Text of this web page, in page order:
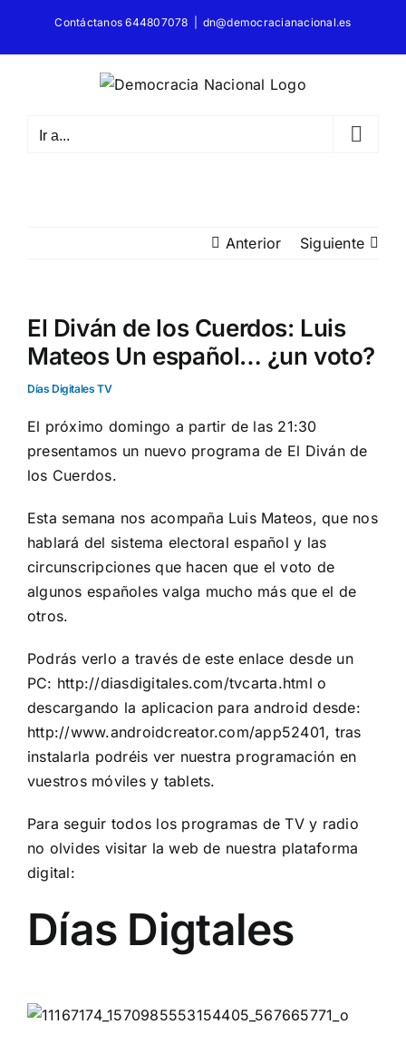
contenido
Contáctanos 644807078 dn@democracianacional.es
Ir a...
Anterior Siguiente
El Diván de los Cuerdos: Luis
Mateos Un español… ¿un voto?
Días Digitales TV
El próximo domingo a partir de las 21:30
presentamos un nuevo programa de El Diván de
los Cuerdos.
Esta semana nos acompaña Luis Mateos, que nos
hablará del sistema electoral español y las
circunscripciones que hacen que el voto de
algunos españoles valga mucho más que el de
otros.
Podrás verlo a través de este enlace desde un
PC: http://diasdigitales.com/tvcarta.html o
descargando la aplicacion para android desde:
http://www.androidcreator.com/app52401, tras
instalarla podréis ver nuestra programación en
vuestros móviles y tablets.
Para seguir todos los programas de TV y radio
no olvides visitar la web de nuestra plataforma
digital:
Días Digtales